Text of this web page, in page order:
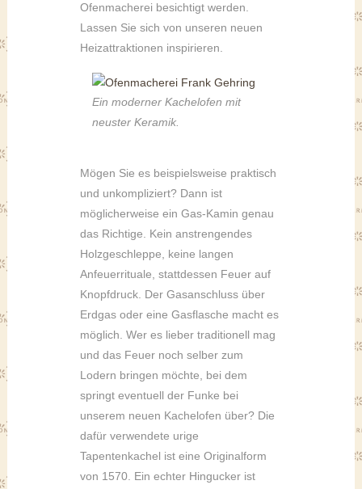
Ofenmacherei besichtigt werden.
Lassen Sie sich von unseren neuen
Heizattraktionen inspirieren.
Ein moderner Kachelofen mit
neuster Keramik.
Mögen Sie es beispielsweise praktisch
und unkompliziert? Dann ist
möglicherweise ein Gas-Kamin genau
das Richtige. Kein anstrengendes
Holzgeschleppe, keine langen
Anfeuerrituale, stattdessen Feuer auf
Knopfdruck. Der Gasanschluss über
Erdgas oder eine Gasflasche macht es
möglich. Wer es lieber traditionell mag
und das Feuer noch selber zum
Lodern bringen möchte, bei dem
springt eventuell der Funke bei
unserem neuen Kachelofen über? Die
dafür verwendete urige
Tapentenkachel ist eine Originalform
von 1570. Ein echter Hingucker ist